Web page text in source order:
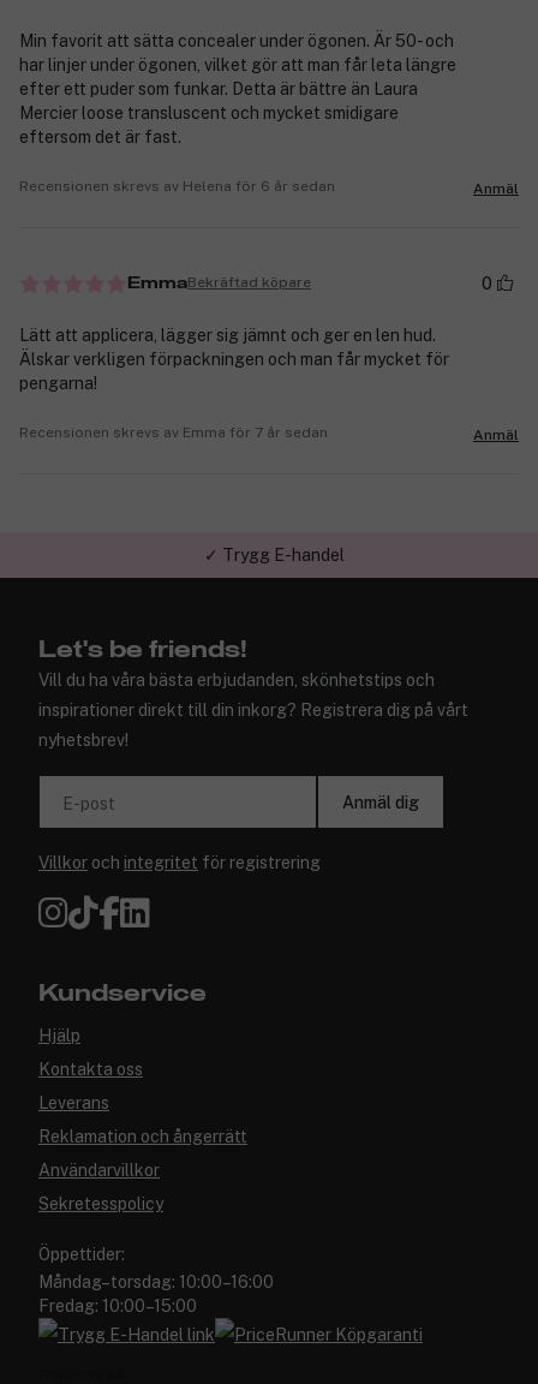
Min favorit att sätta concealer under ögonen. Är 50- och
har linjer under ögonen, vilket gör att man får leta längre
efter ett puder som funkar. Detta är bättre än Laura
Mercier loose transluscent och mycket smidigare
eftersom det är fast.
Recensionen skrevs av Helena för 6 år sedan Anmäl
EmmaBekräftad köpare 0
Lätt att applicera, lägger sig jämnt och ger en len hud.
Älskar verkligen förpackningen och man får mycket för
pengarna!
Recensionen skrevs av Emma för 7 år sedan Anmäl
✓ Trygg E-handel
Let's be friends!
Vill du ha våra bästa erbjudanden, skönhetstips och
inspirationer direkt till din inkorg? Registrera dig på vårt
nyhetsbrev!
E-post Anmäl dig
Villkor och integritet för registrering
Kundservice
Hjälp
Kontakta oss
Leverans
Reklamation och ångerrätt
Användarvillkor
Sekretesspolicy
Öppettider:
Måndag–torsdag: 10:00–16:00
Fredag: 10:00–15:00